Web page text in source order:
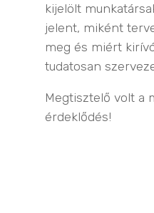
kijelölt
jelent, miként
meg és miért
tudatosan
Megtisztelő volt a
érdeklődés!